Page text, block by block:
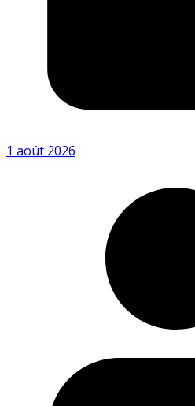
1 août 2026